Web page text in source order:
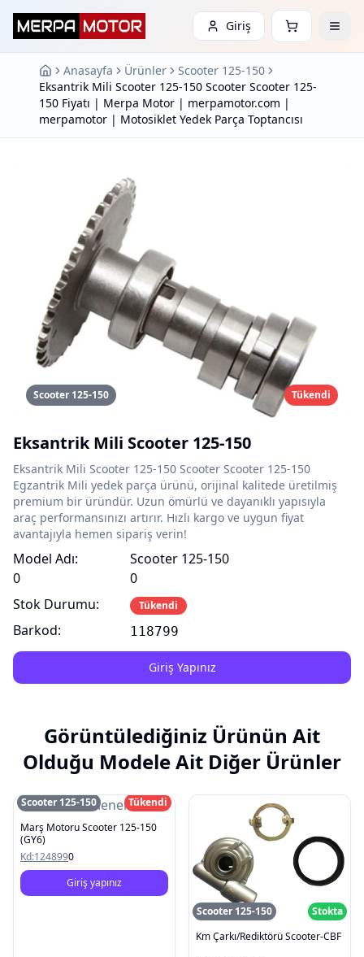
Giriş
Anasayfa Ürünler
Scooter 125-150
Eksantrik Mili Scooter 125-150 Scooter Scooter 125-
150 Fiyatı | Merpa Motor | merpamotor.com |
merpamotor | Motosiklet Yedek Parça Toptancısı
Scooter 125-150 Tükendi
Eksantrik Mili Scooter 125-150
Eksantrik Mili Scooter 125-150 Scooter Scooter 125-150
Egzantrik Mili yedek parça ürünü, orijinal kalitede üretilmiş
premium bir üründür. Uzun ömürlü ve dayanıklı yapısıyla
araç performansınızı artırır. Hızlı kargo ve uygun fiyat
avantajıyla hemen sipariş verin!
Model Adı:
0
Stok Durumu:
Barkod:
Scooter 125-150
0
Tükendi
118799
Giriş Yapınız
Görüntülediğiniz Ürünün Ait
Olduğu Modele Ait Diğer Ürünler
Resim Yüklenemedi
Scooter 125-150
Tükendi
Marş Motoru Scooter 125-150
(GY6)
Kd:1248990
Giriş yapınız
Scooter 125-150
Stokta
Km Çarkı/Rediktörü Scooter-CBF